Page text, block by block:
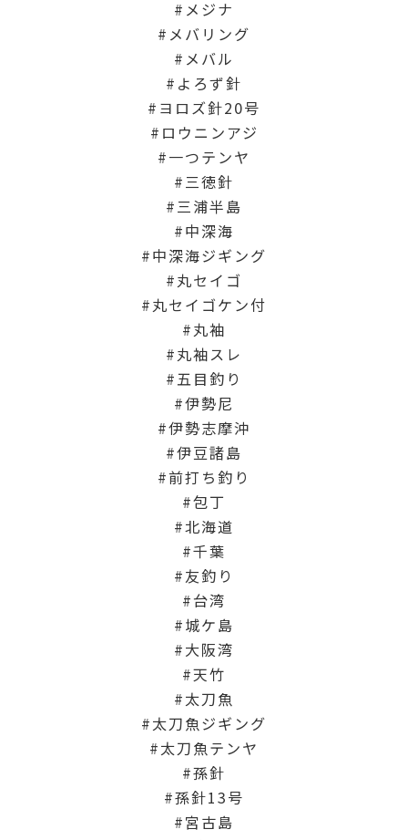
メジナ
メバリング
メバル
よろず針
ヨロズ針20号
ロウニンアジ
一つテンヤ
三徳針
三浦半島
中深海
中深海ジギング
丸セイゴ
丸セイゴケン付
丸袖
丸袖スレ
五目釣り
伊勢尼
伊勢志摩沖
伊豆諸島
前打ち釣り
包丁
北海道
千葉
友釣り
台湾
城ケ島
大阪湾
天竹
太刀魚
太刀魚ジギング
太刀魚テンヤ
孫針
孫針13号
宮古島